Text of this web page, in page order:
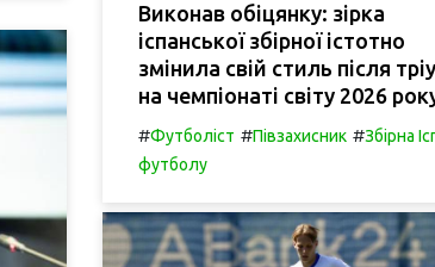
Виконав обіцянку: зірка
іспанської збірної істотно
змінила свій стиль після
на чемпіонаті світу 2026
#Футболіст #Півзахисник #Збірна
футболу